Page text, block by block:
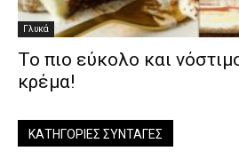
Γλυκά
Το πιο εύκολο και
κρέμα!
ΚΑΤΗΓΟΡΊΕΣ ΣΥΝΤΑΓΈΣ